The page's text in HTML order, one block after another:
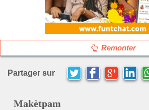
Remonter
Partager sur
Makètpam